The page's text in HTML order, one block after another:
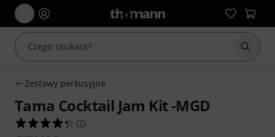
Zestawy perkusyjne
Tama Cocktail Jam Kit -MGD
4.3 na 5 gwiazdek z 7 ocen klientów
(7)